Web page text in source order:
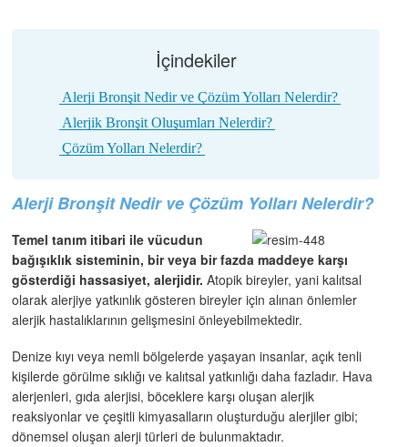
İçindekiler
Alerji Bronşit Nedir ve Çözüm Yolları Nelerdir?
Alerjik Bronşit Oluşumları Nelerdir?
Çözüm Yolları Nelerdir?
Alerji Bronşit Nedir ve Çözüm Yolları Nelerdir?
Temel tanım itibari ile vücudun
bağışıklık sisteminin, bir veya bir fazda maddeye karşı
gösterdiği hassasiyet, alerjidir. Atopik bireyler, yani kalıtsal
olarak alerjiye yatkınlık gösteren bireyler için alınan önlemler
alerjik hastalıklarının gelişmesini önleyebilmektedir.
Denize kıyı veya nemli bölgelerde yaşayan insanlar, açık tenli
kişilerde görülme sıklığı ve kalıtsal yatkınlığı daha fazladır. Hava
alerjenleri, gıda alerjisi, böceklere karşı oluşan alerjik
reaksiyonlar ve çeşitli kimyasalların oluşturduğu alerjiler gibi;
dönemsel oluşan alerji türleri de bulunmaktadır.